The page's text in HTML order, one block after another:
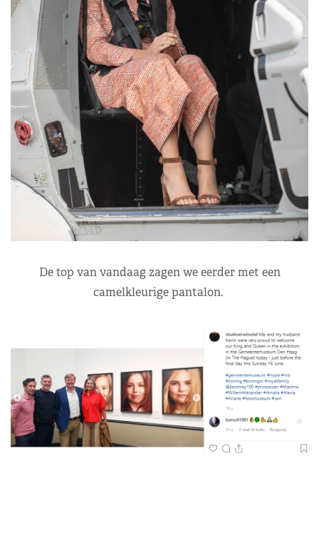
De top van vandaag zagen we eerder met een
camelkleurige pantalon.